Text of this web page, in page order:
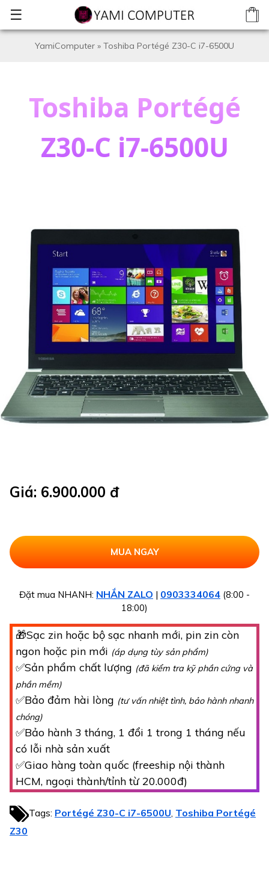
☰
YamiComputer » Toshiba Portégé Z30-C i7-6500U
Toshiba Portégé
Z30-C i7-6500U
Giá: 6.900.000 đ
Đặt mua NHANH: NHẮN ZALO | 0903334064 (8:00 -
18:00)
🎁Sạc zin hoặc bộ sạc nhanh mới, pin zin còn
ngon hoặc pin mới (áp dụng tùy sản phẩm)
✅Sản phẩm chất lượng (đã kiểm tra kỹ phần cứng và
phần mềm)
✅Bảo đảm hài lòng (tư vấn nhiệt tình, bảo hành nhanh
chóng)
✅Bảo hành 3 tháng, 1 đổi 1 trong 1 tháng nếu
có lỗi nhà sản xuất
✅Giao hàng toàn quốc (freeship nội thành
HCM, ngoại thành/tỉnh từ 20.000đ)
Tags: Portégé Z30-C i7-6500U Toshiba Portégé
Z30